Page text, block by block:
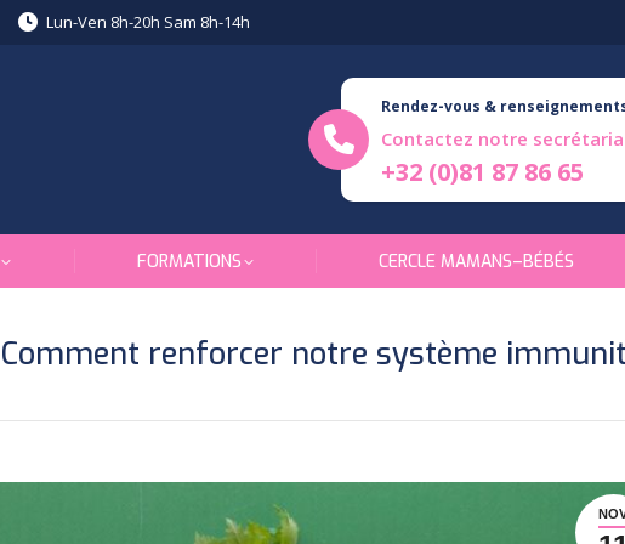
Lun-Ven 8h-20h Sam 8h-14h
Rendez-vous &
Contactez notre
+32 (0)81 87 86 65
FORMATIONS CERCLE MAMANS–BÉBÉS
Comment renforcer notre système